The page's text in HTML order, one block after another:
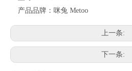
产品品牌： 咪兔 Metoo
上一条:
下一条: